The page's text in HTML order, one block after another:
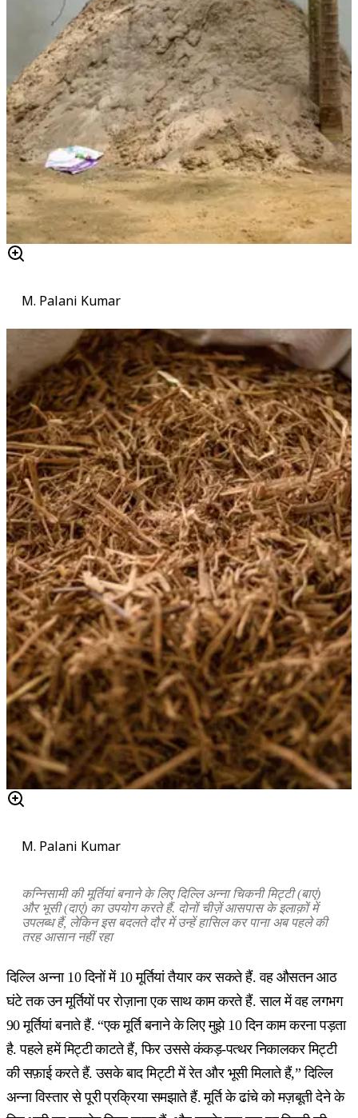
M. Palani Kumar
M. Palani Kumar
कन्निसामी की मूर्तियां बनाने के लिए दिल्लि अन्ना चिकनी मिट्टी (बाएं)
और भूसी (दाएं) का उपयोग करते हैं. दोनों चीज़ें आसपास के इलाक़ों में
उपलब्ध हैं, लेकिन इस बदलते दौर में उन्हें हासिल कर पाना अब पहले की
तरह आसान नहीं रहा
दिल्लि अन्ना 10 दिनों में 10 मूर्तियां तैयार कर सकते हैं. वह औसतन आठ
घंटे तक उन मूर्तियों पर रोज़ाना एक साथ काम करते हैं. साल में वह लगभग
90 मूर्तियां बनाते हैं. “एक मूर्ति बनाने के लिए मुझे 10 दिन काम करना पड़ता
है. पहले हमें मिट्टी काटते हैं, फिर उससे कंकड़-पत्थर निकालकर मिट्टी
की सफ़ाई करते हैं. उसके बाद मिट्टी में रेत और भूसी मिलाते हैं,” दिल्लि
अन्ना विस्तार से पूरी प्रक्रिया समझाते हैं. मूर्ति के ढांचे को मज़बूती देने के